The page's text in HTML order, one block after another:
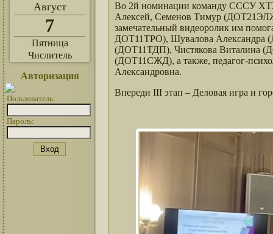
Август
7
Пятница
Числитель
Авторизация
Пользователь:
Пароль:
Во 2й номинации команду СССУ
Алексей, Семенов Тимур
замечательный видеоролик им
ДОТ11ТРО), Шувалова Александра
(ДОТ11ТДП), Чистякова Виталина
(ДОТ11СЖД), а также, педагог-
Александровна.
Впереди III этап – Деловая игра и